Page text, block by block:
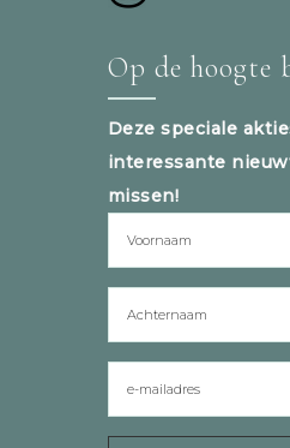
Op de hoogte
Deze speciale
interessante
missen!